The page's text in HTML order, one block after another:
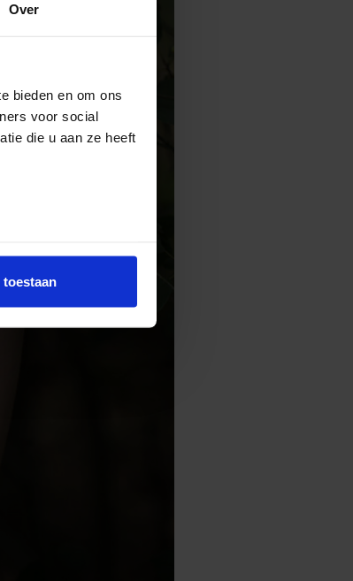
Over
bieden en om ons
voor social
die u aan ze heeft
toestaan